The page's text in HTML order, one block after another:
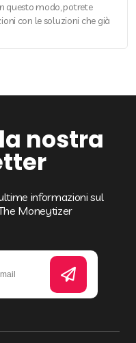
questo modo, potrete
con le soluzioni che già
nostra
informazioni sul
Moneytizer